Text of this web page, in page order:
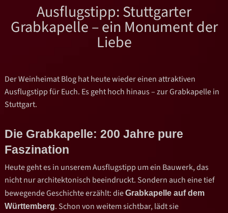
Ausflugstipp: Stuttgarter
Grabkapelle – ein Monument der
Liebe
Der Weinheimat Blog hat heute wieder einen attraktiven
Ausflugstipp für Euch. Es geht hoch hinaus – zur Grabkapelle in
Stuttgart.
Die Grabkapelle: 200 Jahre pure
Faszination
Heute geht es in unserem Ausflugstipp um ein Bauwerk, das
nicht nur architektonisch beeindruckt. Sondern auch eine tief
bewegende Geschichte erzählt: dieGrabkapelle auf dem
Württemberg. Schon von weitem sichtbar, lädt sie